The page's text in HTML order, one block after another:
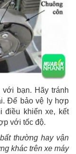
bạn. Hãy tránh
Để bảo vệ ly hợp
điều khiển xe, kết
với tốc độ.
thường hay vận
khác trên xe máy